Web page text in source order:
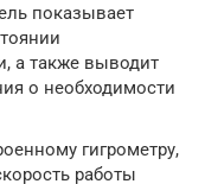
показывает
а также выводит
о необходимости
гигрометру,
работы